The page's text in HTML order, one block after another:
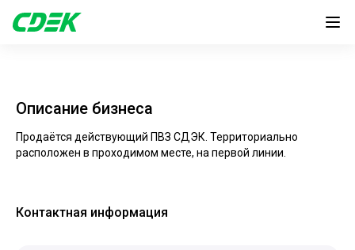
Описание бизнеса
Продаётся действующий ПВЗ СДЭК. Территориально
расположен в проходимом месте, на первой линии.
Контактная информация